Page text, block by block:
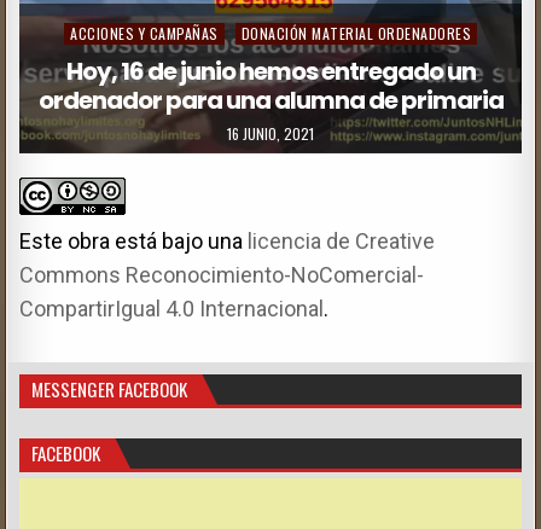
ACCIONES Y CAMPAÑAS DONACIÓN MATERIAL ORDENADORES
Hoy, 16 de junio hemos entregado un
ordenador para una alumna de primaria
16 JUNIO, 2021
Este obra está bajo una licencia de Creative
Commons Reconocimiento-NoComercial-
CompartirIgual 4.0 Internacional .
MESSENGER FACEBOOK
FACEBOOK